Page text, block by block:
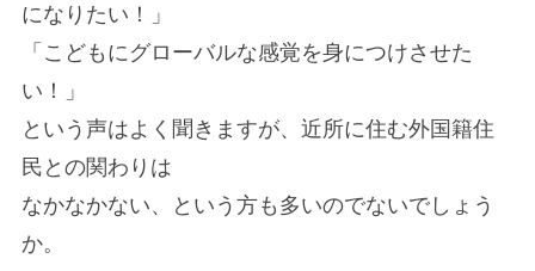
になりたい！」
「こどもにグローバルな感覚を身につけさせた
い！」
という声はよく聞きますが、近所に住む外国籍住
民との関わりは
なかなかない、という方も多いのでないでしょう
か。